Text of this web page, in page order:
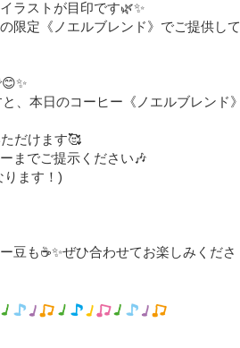
ラストが目印です🌿✨
限定《ノエルブレンド》でご提供して
、本日のコーヒー《ノエルブレンド》
だけます🥰
までご提示ください🎶⁡
ます！)
豆も☕✨⁡ぜひ合わせてお楽しみくださ